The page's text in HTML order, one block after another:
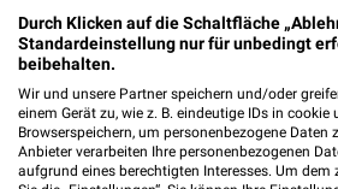
PROSPEKT
AKTIONEN, RABATTE & GUTSCHEINE
Durch Klicken auf die Schaltfläche
Standardeinstellung nur für unbedingt
beibehalten.
Wir und unsere Partner speichern und/oder
einem Gerät zu, wie z. B. eindeutige IDs in cookie
Browserspeichern, um personenbezogene Daten
Anbieter verarbeiten Ihre personenbezogenen
aufgrund eines berechtigten Interesses. Um dem